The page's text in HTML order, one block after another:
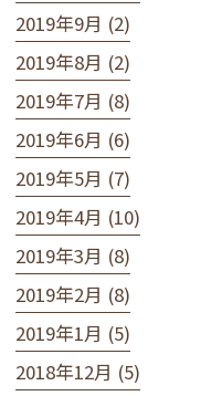
2019年9月 (2)
2019年8月 (2)
2019年7月 (8)
2019年6月 (6)
2019年5月 (7)
2019年4月 (10)
2019年3月 (8)
2019年2月 (8)
2019年1月 (5)
2018年12月 (5)